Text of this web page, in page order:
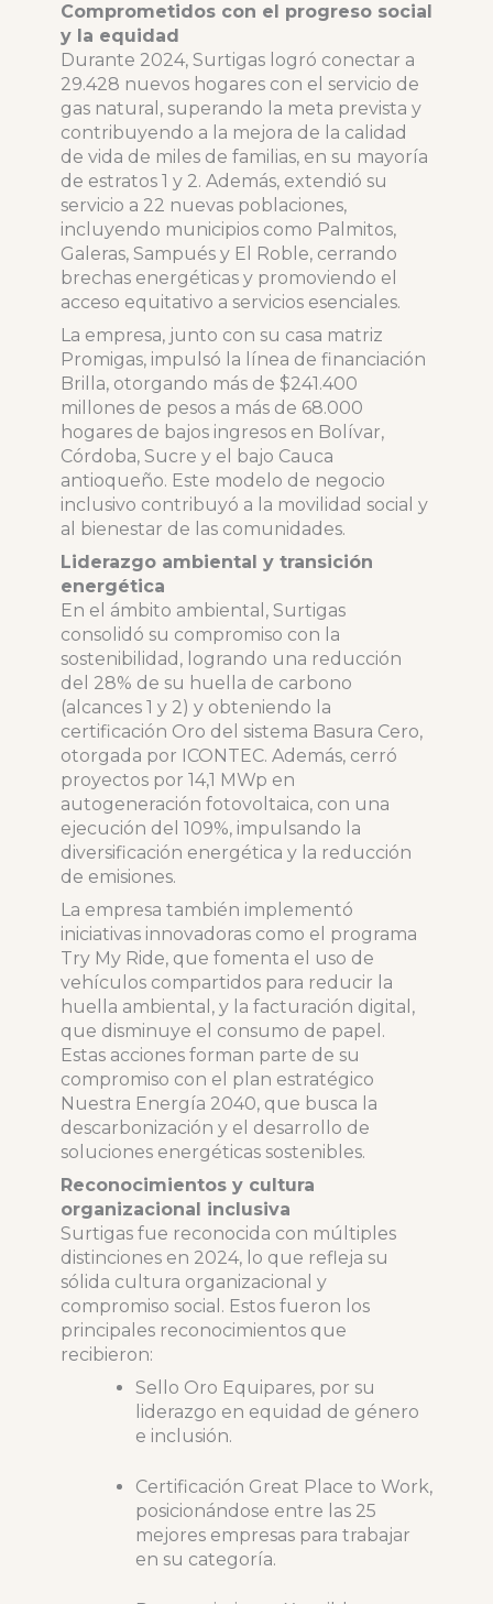
Comprometidos con el progreso social
y la equidad
Durante 2024, Surtigas logró conectar a
29.428 nuevos hogares con el servicio de
gas natural, superando la meta prevista y
contribuyendo a la mejora de la calidad
de vida de miles de familias, en su mayoría
de estratos 1 y 2. Además, extendió su
servicio a 22 nuevas poblaciones,
incluyendo municipios como Palmitos,
Galeras, Sampués y El Roble, cerrando
brechas energéticas y promoviendo el
acceso equitativo a servicios esenciales.
La empresa, junto con su casa matriz
Promigas, impulsó la línea de financiación
Brilla, otorgando más de $241.400
millones de pesos a más de 68.000
hogares de bajos ingresos en Bolívar,
Córdoba, Sucre y el bajo Cauca
antioqueño. Este modelo de negocio
inclusivo contribuyó a la movilidad social y
al bienestar de las comunidades.
Liderazgo ambiental y transición
energética
En el ámbito ambiental, Surtigas
consolidó su compromiso con la
sostenibilidad, logrando una reducción
del 28% de su huella de carbono
(alcances 1 y 2) y obteniendo la
certificación Oro del sistema Basura Cero,
otorgada por ICONTEC. Además, cerró
proyectos por 14,1 MWp en
autogeneración fotovoltaica, con una
ejecución del 109%, impulsando la
diversificación energética y la reducción
de emisiones.
La empresa también implementó
iniciativas innovadoras como el programa
Try My Ride, que fomenta el uso de
vehículos compartidos para reducir la
huella ambiental, y la facturación digital,
que disminuye el consumo de papel.
Estas acciones forman parte de su
compromiso con el plan estratégico
Nuestra Energía 2040, que busca la
descarbonización y el desarrollo de
soluciones energéticas sostenibles.
Reconocimientos y cultura
organizacional inclusiva
Surtigas fue reconocida con múltiples
distinciones en 2024, lo que refleja su
sólida cultura organizacional y
compromiso social. Estos fueron los
principales reconocimientos que
recibieron:
Sello Oro Equipares, por su
liderazgo en equidad de género
e inclusión.
Certificación Great Place to Work,
posicionándose entre las 25
mejores empresas para trabajar
en su categoría.